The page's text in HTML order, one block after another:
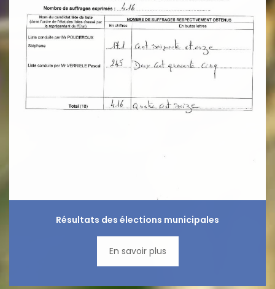
Résultats des élections municipales
En savoir plus